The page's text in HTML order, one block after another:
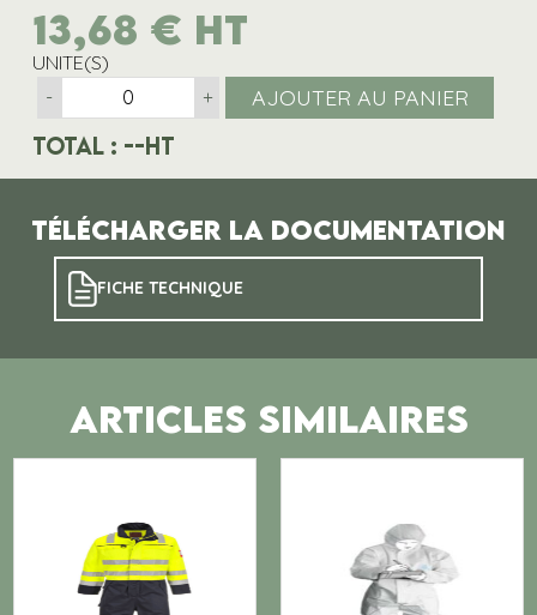
13,68 € HT
UNITE(S)
-
+ AJOUTER AU PANIER
Total : --HT
Télécharger la documentation
FICHE TECHNIQUE
ARTICLES SIMILAIRES